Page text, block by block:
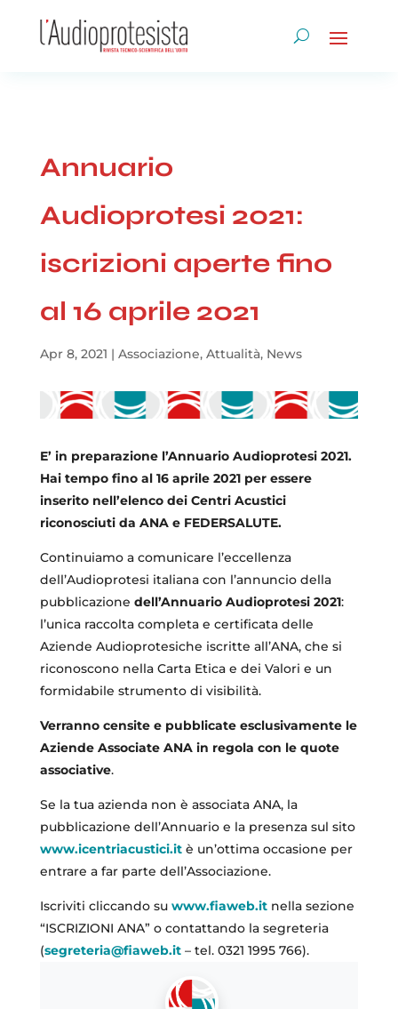
Annuario
Audioprotesi 2021:
iscrizioni aperte fino
al 16 aprile 2021
Apr 8, 2021 | Associazione, Attualità, News
E’ in preparazione l’Annuario Audioprotesi 2021.
Hai tempo fino al 16 aprile 2021 per essere
inserito nell’elenco dei Centri Acustici
riconosciuti da ANA e FEDERSALUTE.
Continuiamo a comunicare l’eccellenza
dell’Audioprotesi italiana con l’annuncio della
pubblicazione dell’Annuario Audioprotesi 2021:
l’unica raccolta completa e certificata delle
Aziende Audioprotesiche iscritte all’ANA, che si
riconoscono nella Carta Etica e dei Valori e un
formidabile strumento di visibilità.
Verranno censite e pubblicate esclusivamente le
Aziende Associate ANA in regola con le quote
associative.
Se la tua azienda non è associata ANA, la
pubblicazione dell’Annuario e la presenza sul sito
www.icentriacustici.itè un’ottima occasione per
entrare a far parte dell’Associazione.
Iscriviti cliccando su www.fiaweb.itnella sezione
“ISCRIZIONI ANA” o contattando la segreteria
(segreteria@fiaweb.it– tel. 0321 1995 766).